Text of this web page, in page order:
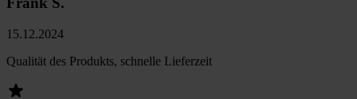
15.12.2024
Qualität des Produkts, schnelle Lieferzeit